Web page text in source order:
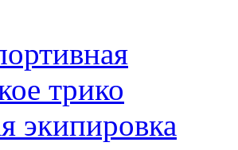
трико
экипировка